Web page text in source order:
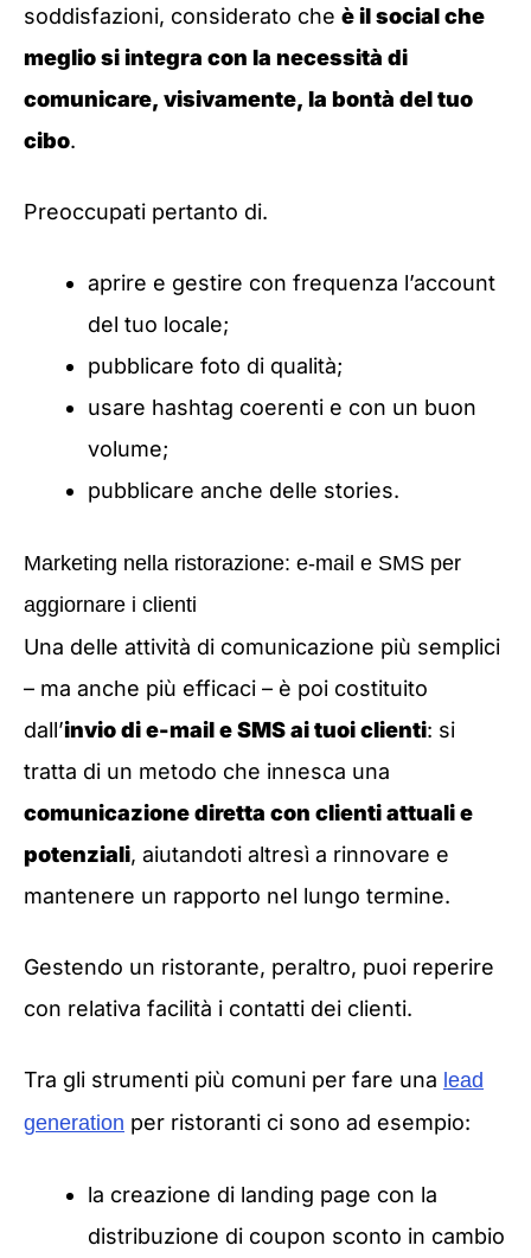
soddisfazioni, considerato che è il social che
meglio si integra con la necessità di
comunicare, visivamente, la bontà del tuo
cibo.
Preoccupati pertanto di.
aprire e gestire con frequenza l’account
del tuo locale;
pubblicare foto di qualità;
usare hashtag coerenti e con un buon
volume;
pubblicare anche delle stories.
Marketing nella ristorazione: e-mail e SMS per
aggiornare i clienti
Una delle attività di comunicazione più semplici
– ma anche più efficaci – è poi costituito
dall’invio di e-mail e SMS ai tuoi clienti: si
tratta di un metodo che innesca una
comunicazione diretta con clienti attuali e
potenziali, aiutandoti altresì a rinnovare e
mantenere un rapporto nel lungo termine.
Gestendo un ristorante, peraltro, puoi reperire
con relativa facilità i contatti dei clienti.
Tra gli strumenti più comuni per fare una lead
generation per ristoranti ci sono ad esempio:
la creazione di landing page con la
distribuzione di coupon sconto in cambio